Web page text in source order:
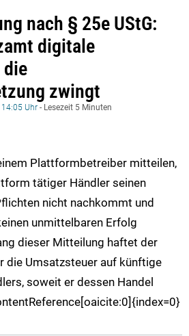
nach § 25e UStG:
digitale
zwingt
Uhr - Lesezeit 5 Minuten
Plattformbetreiber mitteilen,
tätiger Händler seinen
nicht nachkommt und
unmittelbaren Erfolg
dieser Mitteilung haftet der
die Umsatzsteuer auf künftige
soweit er dessen Handel